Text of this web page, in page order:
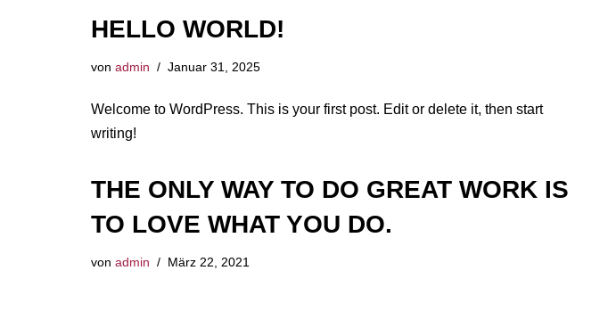
HELLO WORLD!
von admin Januar 31, 2025
Welcome to WordPress. This is your first post. Edit or delete it, then start
writing!
THE ONLY WAY TO DO GREAT WORK IS
TO LOVE WHAT YOU DO.
von admin März 22, 2021